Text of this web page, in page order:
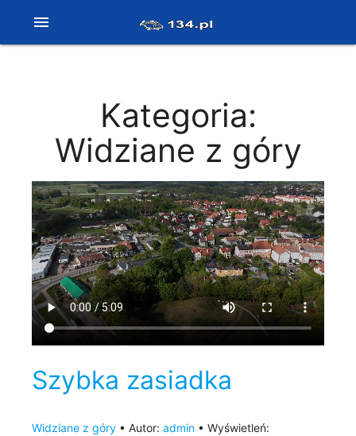
menu
Kategoria:
Widziane z góry
Szybka zasiadka
Widziane z góry • Autor: admin • Wyświetleń: